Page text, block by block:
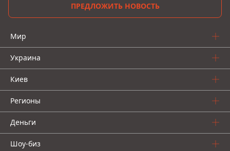
ПРЕДЛОЖИТЬ НОВОСТЬ
Мир
Украина
Киев
Регионы
Деньги
Шоу-биз